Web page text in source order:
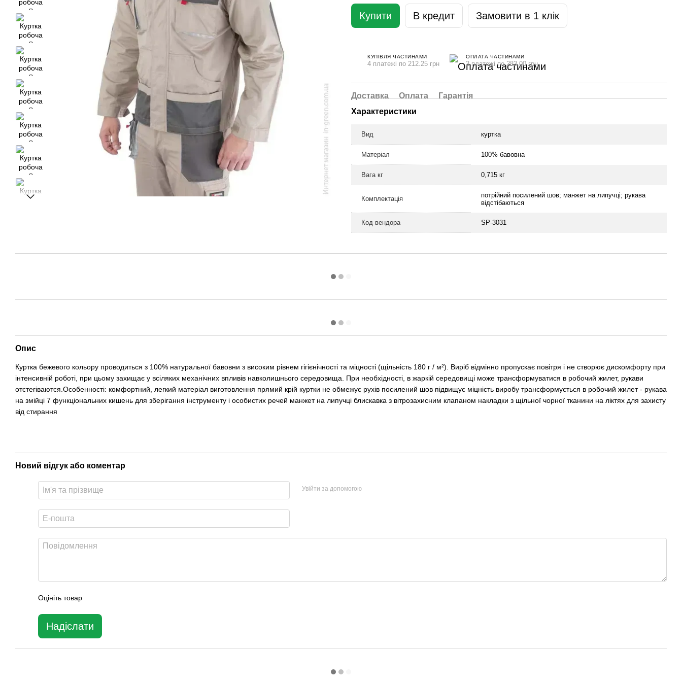
Купити В кредит Замовити в 1 клік
КУПІВЛЯ ЧАСТИНАМИ
4 платежі по 212.25 грн
ОПЛАТА ЧАСТИНАМИ
3 платежі по 283.00 грн
Доставка Оплата
Гарантія
Характеристики
Вид куртка
Матеріал 100% бавовна
Вага кг 0,715 кг
Комплектація
потрійний посилений шов; манжет на липучці; рукава
відстібаються
Код вендора SP-3031
Опис
Куртка бежевого кольору проводиться з 100% натуральної бавовни з високим рівнем гігієнічності та міцності (щільність 180 г / м²). Виріб відмінно пропускає повітря і не створює дискомфорту при
інтенсивній роботі, при цьому захищає у всіляких механічних впливів навколишнього середовища. При необхідності, в жаркій середовищі може трансформуватися в робочий жилет, рукави
отстегіваются.Особенності: комфортний, легкий матеріал виготовлення прямий крій куртки не обмежує рухів посилений шов підвищує міцність виробу трансформується в робочий жилет - рукава
на змійці 7 функціональних кишень для зберігання інструменту і особистих речей манжет на липучці блискавка з вітрозахисним клапаном накладки з щільної чорної тканини на ліктях для захисту
від стирання
Новий відгук або коментар
Увійти за допомогою
Оцініть товар
Надіслати